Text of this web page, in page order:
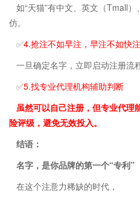
如“天猫”有中文、英文（Tmall
仿。
✅4.抢注不如早注，早注不如快注
一旦确定名字，立即启动注册流
✅5.找专业代理机构辅助判断
虽然可以自己注册，但专业代理
险评级，避免无效投入。
结语：
名字，是你品牌的第一个“专利”
在这个注意力稀缺的时代，